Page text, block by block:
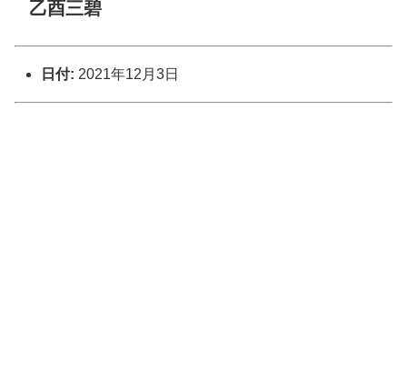
乙酉三碧
日付: 2021年12月3日